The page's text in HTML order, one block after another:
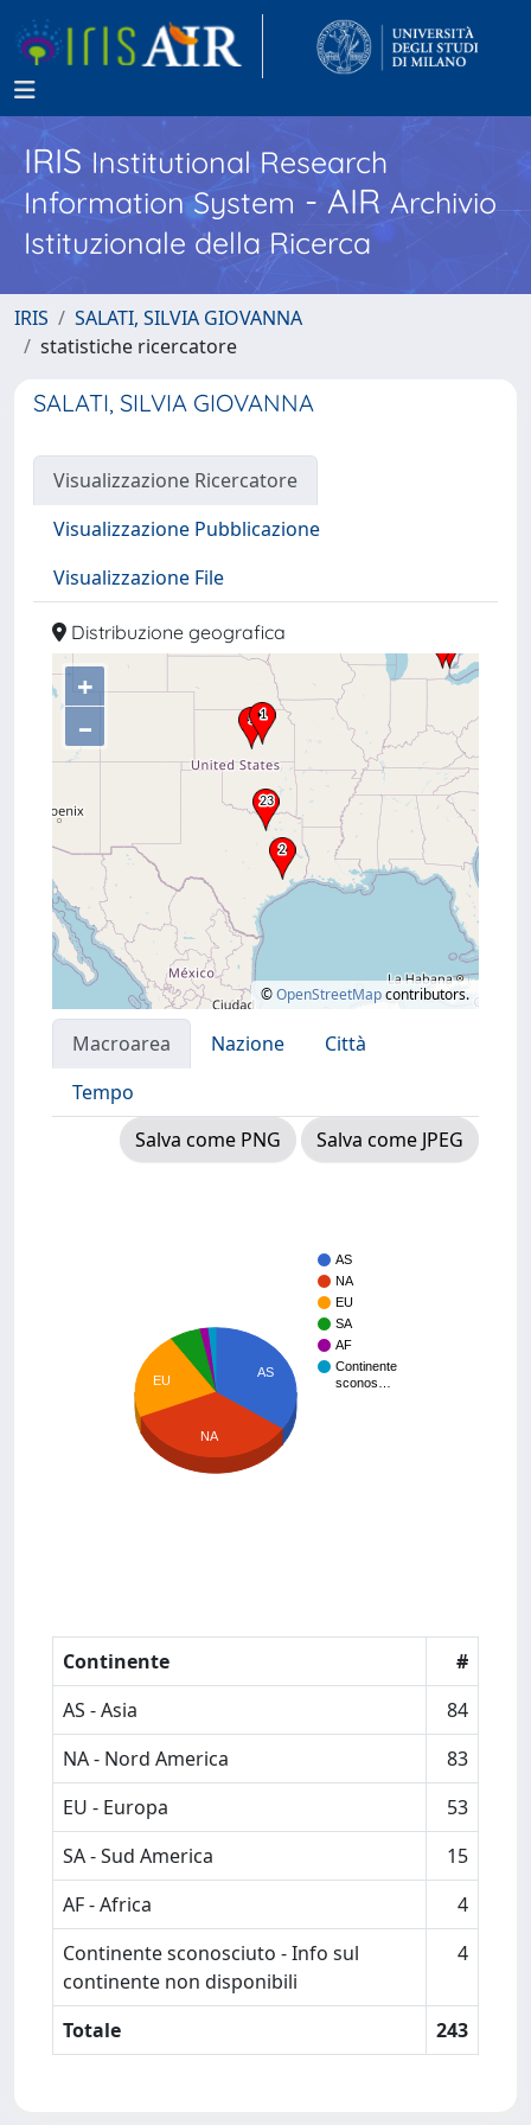
IRISInstitutional Research
Information System - AIR Archivio
Istituzionale della Ricerca
IRIS
SALATI, SILVIA GIOVANNA
statistiche ricercatore
SALATI, SILVIA GIOVANNA
Visualizzazione Ricercatore
Visualizzazione Pubblicazione
Visualizzazione File
Distribuzione geografica
+
–
©OpenStreetMapcontributors.
Macroarea Nazione
Città
Tempo
Salva come PNG
Salva come JPEG
AS
NA
EU
SA
AF
Continente
sconos…
AS
EU
NA
Continente
#
AS - Asia
84
NA - Nord America
83
EU - Europa
53
SA - Sud America
15
AF - Africa
4
Continente sconosciuto - Info sul
continente non disponibili
4
Totale 243